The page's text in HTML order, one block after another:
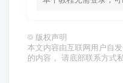
© 版权声明
本文内容由互联网用户自
的内容， 请底部联系方式